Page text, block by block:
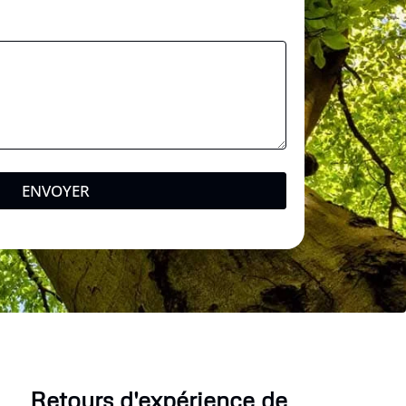
ENVOYER
Retours d'expérience de